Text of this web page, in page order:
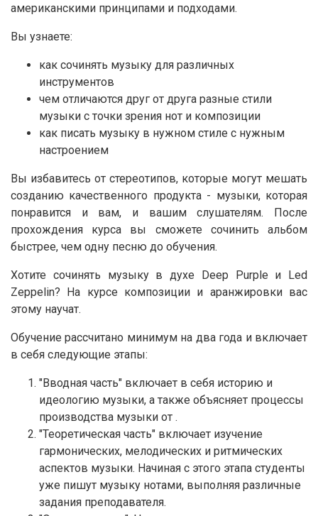
американскими принципами и подходами.
Вы узнаете:
как сочинять музыку для различных
инструментов
чем отличаются друг от друга разные стили
музыки с точки зрения нот и композиции
как писать музыку в нужном стиле с нужным
настроением
Вы избавитесь от стереотипов, которые могут мешать
созданию качественного продукта - музыки, которая
понравится и вам, и вашим слушателям. После
прохождения курса вы сможете сочинить альбом
быстрее, чем одну песню до обучения.
Хотите сочинять музыку в духе Deep Purple и Led
Zeppelin? На курсе композиции и аранжировки вас
этому научат.
Обучение рассчитано минимум на два года и включает
в себя следующие этапы:
"Вводная часть" включает в себя историю и
идеологию музыки, а также объясняет процессы
производства музыки от .
"Теоретическая часть" включает изучение
гармонических, мелодических и ритмических
аспектов музыки. Начиная с этого этапа студенты
уже пишут музыку нотами, выполняя различные
задания преподавателя.